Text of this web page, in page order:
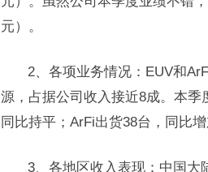
元）。
2、各项业务情况：EUV和
源，占据公司收入接近8成。本季
同比持平；ArFi出货38台，同比
3、各地区收入表现：中国大